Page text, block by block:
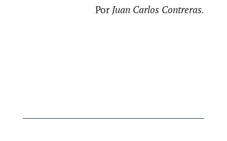
Por Juan Carlos Contreras.